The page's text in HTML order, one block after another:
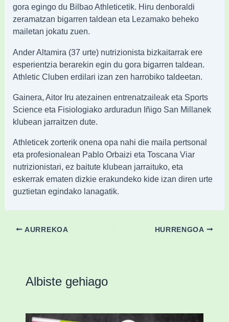
gora egingo du Bilbao Athleticetik. Hiru denboraldi
zeramatzan bigarren taldean eta Lezamako beheko
mailetan jokatu zuen.
Ander Altamira (37 urte) nutrizionista bizkaitarrak ere
esperientzia berarekin egin du gora bigarren taldean.
Athletic Cluben erdilari izan zen harrobiko taldeetan.
Gainera, Aitor Iru atezainen entrenatzaileak eta Sports
Science eta Fisiologiako arduradun Iñigo San Millanek
klubean jarraitzen dute.
Athleticek zorterik onena opa nahi die maila pertsonal
eta profesionalean Pablo Orbaizi eta Toscana Viar
nutrizionistari, ez baitute klubean jarraituko, eta
eskerrak ematen dizkie erakundeko kide izan diren urte
guztietan egindako lanagatik.
AURREKOA HURRENGOA
Albiste gehiago